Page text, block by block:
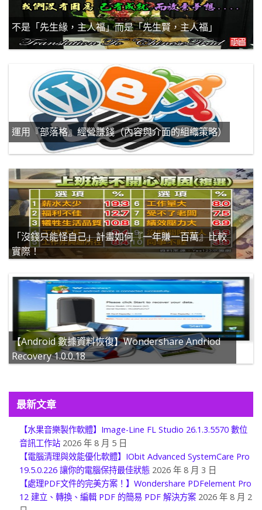
不是「先生緣，主人福」而是「先生賢，主人福」
運用『部落格』經營賺錢（內容與介面的組織策略）
「沒錢只能怪自己」計畫如何『一年賺一百萬』比較
實際！
【Android 數據資料恢復】Wondershare Andriod
Recovery 1.0.0.18
最新文章
【水果音樂製作軟體】Image-Line FL Studio 26.1.3.5570 數位
音訊工作站 2026 年 8 月 5 日
【電腦清理與效能優化軟體】IObit Advanced SystemCare Pro
19.5.0.226 讓你的電腦保持最佳狀態 2026 年 8 月 3 日
【處理PDF文件的完美方案！】Wondershare PDFelement Pro
12 建立、轉換、編輯 PDF 的簡易 PDF 解決方案 2026 年 8 月 2